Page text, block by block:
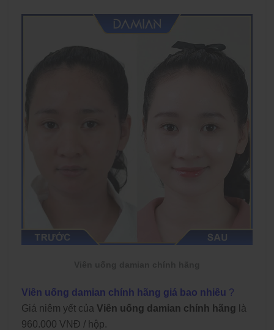
Viên uống damian chính hãng giá bao nhiêu ?
Giá niêm yết của Viên uống damian chính hãng
là
960.000 VNĐ / hộp.